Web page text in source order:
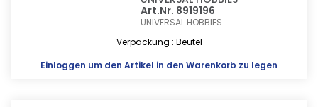
Art.Nr. 8919196
UNIVERSAL HOBBIES
Verpackung : Beutel
Einloggen um den Artikel in den Warenkorb zu legen